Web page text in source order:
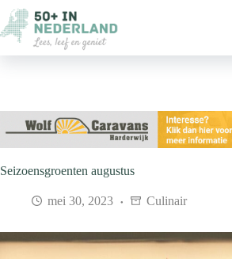
naar
de
inhoud
Seizoensgroenten augustus
mei 30, 2023 Culinair